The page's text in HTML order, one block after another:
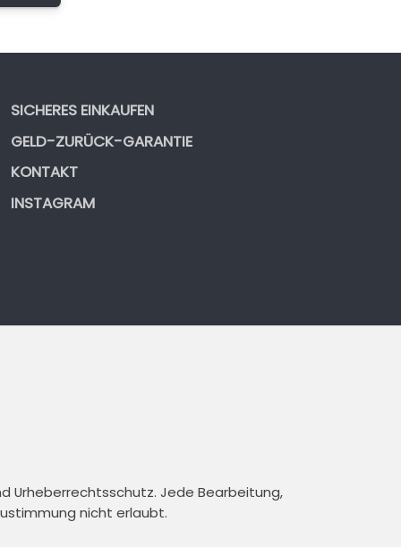
SICHERES EINKAUFEN
GELD-ZURÜCK-GARANTIE
KONTAKT
INSTAGRAM
Urheberrechtsschutz. Jede Bearbeitung,
nicht erlaubt.